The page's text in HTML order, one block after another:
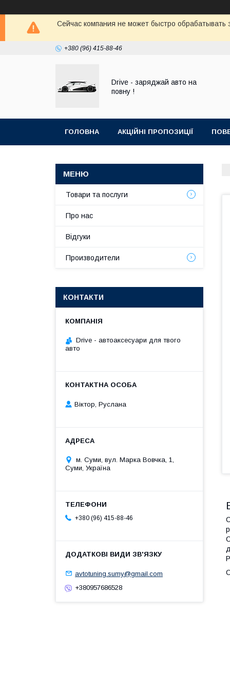
Сейчас компания не может быстро
+380 (96) 415-88-46
Drive - заряджай авто на
повну !
ГОЛОВНА АКЦІЙНІ ПРОПОЗИЦІЇ
Товари та послуги
Про нас
Відгуки
Производители
КОНТАКТИ
Drive - автоаксесуари для твого
авто
Віктор, Руслана
м. Суми, вул. Марка Вовчка, 1,
Суми, Україна
+380 (96) 415-88-46
avtotuning.sumy@gmail.com
+380957686528